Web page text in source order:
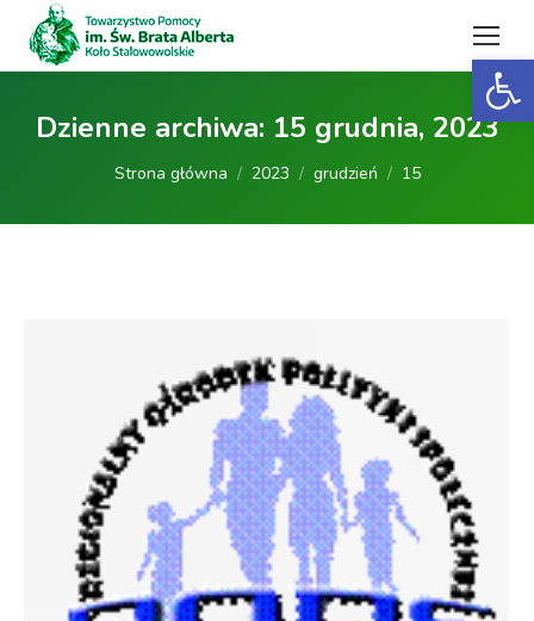
Dzienne archiwa: 15 grudnia, 2023
Jesteś tutaj:
Strona główna 2023 grudzień 15